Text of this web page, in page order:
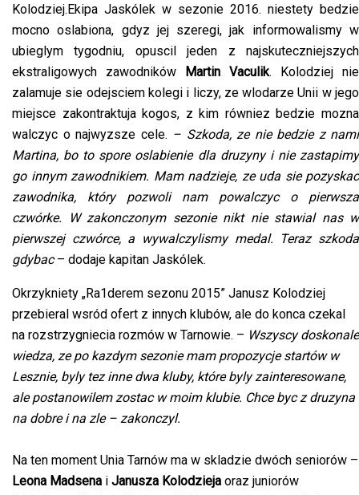
Kolodziej.Ekipa Jaskólek w sezonie 2016. niestety bedzie
mocno oslabiona, gdyz jej szeregi, jak informowalismy w
ubieglym tygodniu, opuscil jeden z najskuteczniejszych
ekstraligowych zawodników Martin Vaculik. Kolodziej nie
zalamuje sie odejsciem kolegi i liczy, ze wlodarze Unii w jego
miejsce zakontraktuja kogos, z kim równiez bedzie mozna
walczyc o najwyzsze cele. – Szkoda, ze nie bedzie z nami
Martina, bo to spore oslabienie dla druzyny i nie zastapimy
go innym zawodnikiem. Mam nadzieje, ze uda sie pozyskac
zawodnika, który pozwoli nam powalczyc o pierwsza
czwórke. W zakonczonym sezonie nikt nie stawial nas w
pierwszej czwórce, a wywalczylismy medal. Teraz szkoda
gdybac– dodaje kapitan Jaskólek.
Okrzykniety „Ra1derem sezonu 2015” Janusz Kolodziej
przebieral wsród ofert z innych klubów, ale do konca czekal
na rozstrzygniecia rozmów w Tarnowie. – Wszyscy doskonale
wiedza, ze po kazdym sezonie mam propozycje startów w
Lesznie, byly tez inne dwa kluby, które byly zainteresowane,
ale postanowilem zostac w moim klubie. Chce byc z druzyna
na dobre i na zle – zakonczyl.
Na ten moment Unia Tarnów ma w skladzie dwóch seniorów –
Leona Madsena i Janusza Kolodzieja oraz juniorów